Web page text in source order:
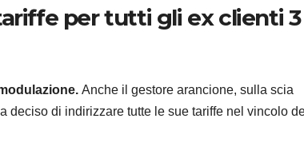
per tutti gli ex clienti 3
Anche il gestore arancione, sulla scia
deciso di indirizzare tutte le sue tariffe nel vincolo
Suzuki